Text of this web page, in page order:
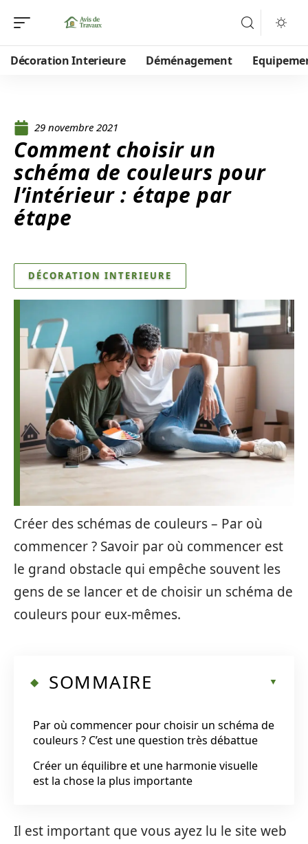
Décoration Interieure Déménagement
29 novembre 2021
Comment choisir un
schéma de couleurs pour
l’intérieur : étape par
étape
DÉCORATION INTERIEURE
Créer des schémas de couleurs – Par où
commencer ? Savoir par où commencer est
le grand obstacle qui empêche souvent les
gens de se lancer et de choisir un schéma de
couleurs pour eux-mêmes.
SOMMAIRE
Par où commencer pour choisir un schéma de
couleurs ? C’est une question très débattue
Créer un équilibre et une harmonie visuelle
est la chose la plus importante
Il est important que vous ayez lu le site web